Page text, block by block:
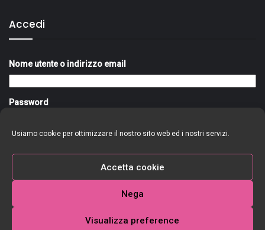
Usiamo cookie per ottimizzare il nostro sito web ed i nostri servizi.
Accetta cookie
Nega
Visualizza preference
Accedi
Nome utente o indirizzo email
Password
Ricordami